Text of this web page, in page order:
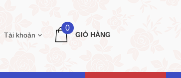
Tài khoản
0
GIỎ HÀNG